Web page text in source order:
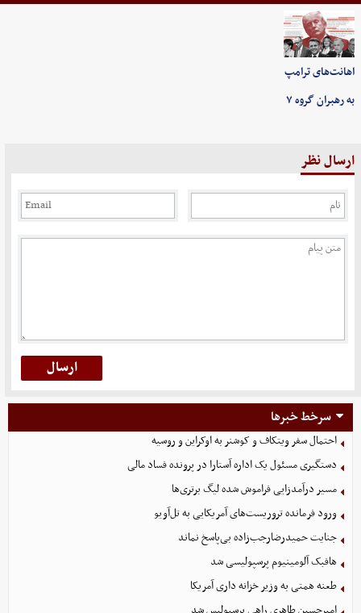
اهانت‌های ترامپ
به رهبران گروه ۷
ارسال نظر
سرخط خبرها
احتمال سفر ویتکاف و کوشنر به اوکراین و روسیه
دستگیری مسئول یک اداره آستارا در پرونده فساد مالی
مسیر درآمدزایی فراموش شده لیگ برتری‌ها
ورود فرمانده تروریست‌های آمریکایی به تل‌آویو
جنایت حمیدرضارجب‌زاده بی‌پاسخ نماند
هافبک آلومینیوم پرسپولیسی شد
طعنه همتی به وزیر خزانه داری آمریکا